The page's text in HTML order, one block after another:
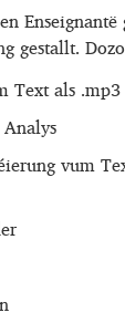
Enseignantë
gestallt.
Text als .mp3
vum